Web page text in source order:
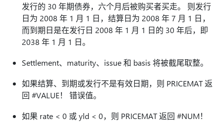
发行的 30 年期债券，六个月后被购买者买走。 则发行
日为 2008 年 1 月 1 日，结算日为 2008 年 7 月 1 日，
而到期日是在发行日 2008 年 1 月 1 日的 30 年后，即
2038 年 1 月 1 日。
Settlement、maturity、issue 和 basis 将被截尾取整。
如果结算、到期或发行不是有效日期，则 PRICEMAT 返
回 #VALUE！ 错误值。
如果 rate < 0 或 yld < 0，则 PRICEMAT 返回 #NUM！